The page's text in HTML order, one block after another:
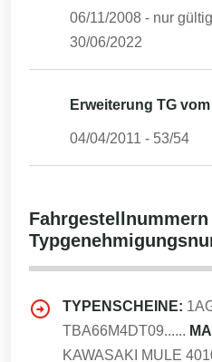
06/11/2008 - nur
30/06/2022
Erweiterung TG
04/04/2011 - 53/54
TYPENSCHEINE:
TBA66M4DT09......
KAWASAKI MULE